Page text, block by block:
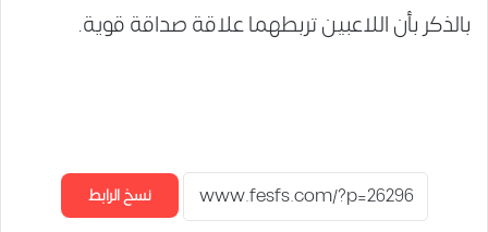
بالذكر بأن اللاعبين تربطهما علاقة صداقة قوية.
نسخ الرابط